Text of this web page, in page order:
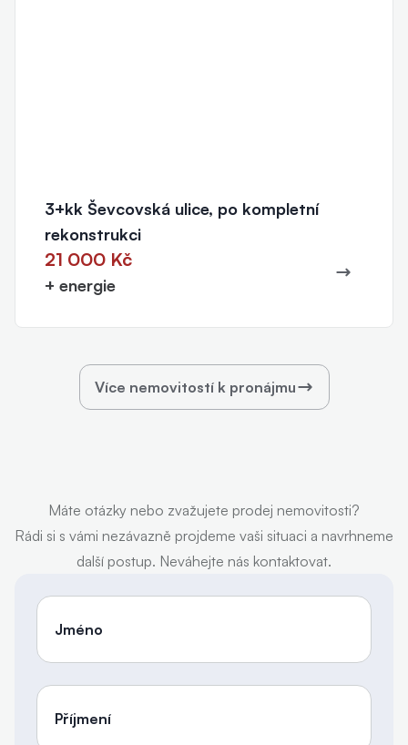
3+kk Ševcovská ulice, po kompletní
rekonstrukci
21 000 Kč
+ energie
Více nemovitostí k pronájmu
Máte otázky nebo zvažujete prodej nemovitosti?
Rádi si s vámi nezávazně projdeme vaši situaci a navrhneme
další postup. Neváhejte nás kontaktovat.
Jméno
Příjmení